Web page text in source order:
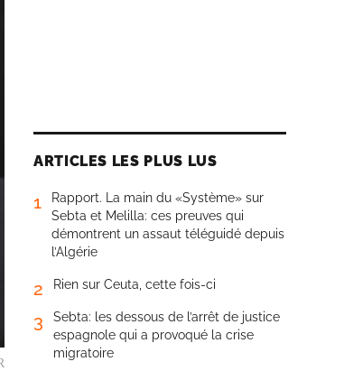
ARTICLES LES PLUS LUS
1
Rapport. La main du «Système» sur
Sebta et Melilla: ces preuves qui
démontrent un assaut téléguidé depuis
l’Algérie
2 Rien sur Ceuta, cette fois-ci
3
Sebta: les dessous de l’arrêt de justice
espagnole qui a provoqué la crise
migratoire